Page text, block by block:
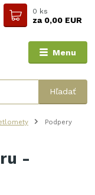
Menu
Hľadať
0 ks
za0,00 EUR
Podpery
-